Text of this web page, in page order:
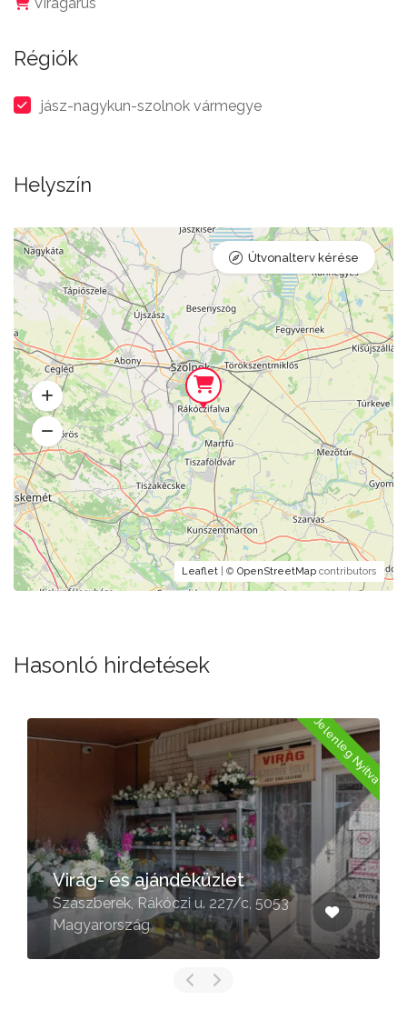
Virágárus
Régiók
jász-nagykun-szolnok vármegye
Helyszín
Leaflet | © OpenStreetMap contributors
Útvonalterv kérése
Hasonló hirdetések
Nyitva
La Mer Opal Virágok Háza
Kft.
Szolnok, Szivárvány u. 13, 5000
Magyarország